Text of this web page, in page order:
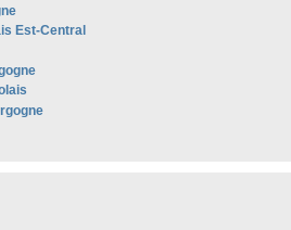
Est-Central